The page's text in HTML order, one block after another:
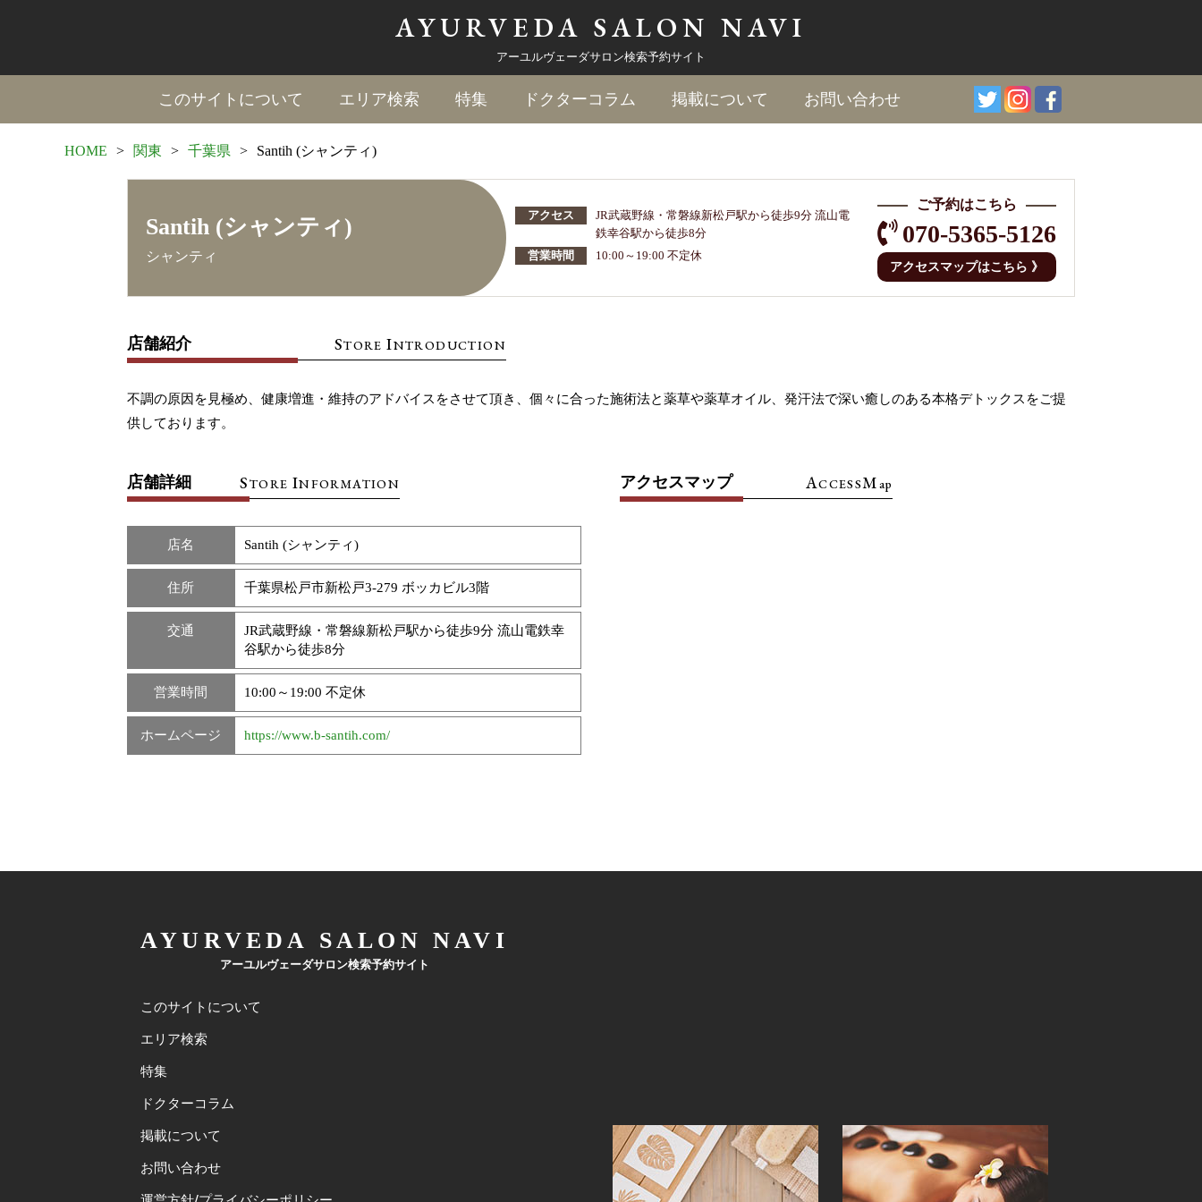
AYURVEDA SALON NAVI
アーユルヴェーダサロン検索予約サイト
このサイトについて エリア検索 特集 ドクターコラム 掲載について お問い合わせ
HOME > 関東 > 千葉県 > Santih (シャンティ)
Santih (シャンティ)
シャンティ
アクセス
JR武蔵野線・常磐線新松戸駅から徒歩9分 流山電
鉄幸谷駅から徒歩8分
営業時間
10:00～19:00 不定休
ご予約はこちら
070-5365-5126
アクセスマップはこちら 》
店舗紹介 STOREINTRODUCTION
不調の原因を見極め、健康増進・維持のアドバイスをさせて頂き、個々に合った施術法と薬草や薬草オイル、発汗法で深い癒しのある本格デトックスをご提
供しております。
店舗詳細 STORE INFORMATION
店名 Santih (シャンティ)
住所 千葉県松戸市新松戸3-279 ボッカビル3階
交通
JR武蔵野線・常磐線新松戸駅から徒歩9分 流山電鉄幸
谷駅から徒歩8分
営業時間 10:00～19:00 不定休
ホームページ https://www.b-santih.com/
アクセスマップ ACCESSMap
AYURVEDA SALON NAVI
アーユルヴェーダサロン検索予約サイト
このサイトについて
エリア検索
特集
ドクターコラム
掲載について
お問い合わせ